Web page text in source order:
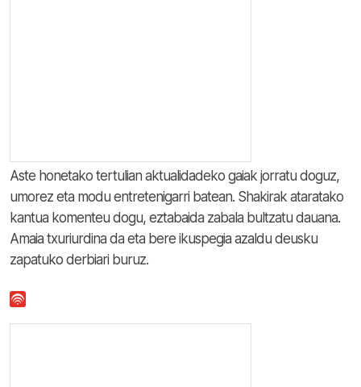
Aste honetako tertulian aktualidadeko gaiak jorratu doguz,
umorez eta modu entretenigarri batean. Shakirak ataratako
kantua komenteu dogu, eztabaida zabala bultzatu dauana.
Amaia txuriurdina da eta bere ikuspegia azaldu deusku
zapatuko derbiari buruz.